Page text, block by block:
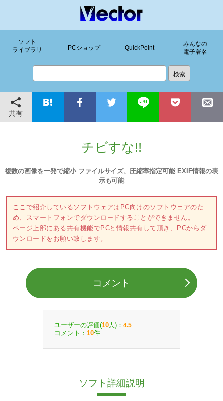
ソフト
ライブラリ
PCショップ QuickPoint
みんなの
電子署名
共有
チビすな!!
複数の画像を一発で縮小 ファイルサイズ、圧縮率指定可能 EXIF情報の表
示も可能
ここで紹介しているソフトウェアはPC向けのソフトウェアのた
め、スマートフォンでダウンロードすることができません。
ページ上部にある共有機能でPCと情報共有して頂き、PCからダ
ウンロードをお願い致します。
コメント
ユーザーの評価(10 人)： 4.5
コメント： 10件
ソフト詳細説明